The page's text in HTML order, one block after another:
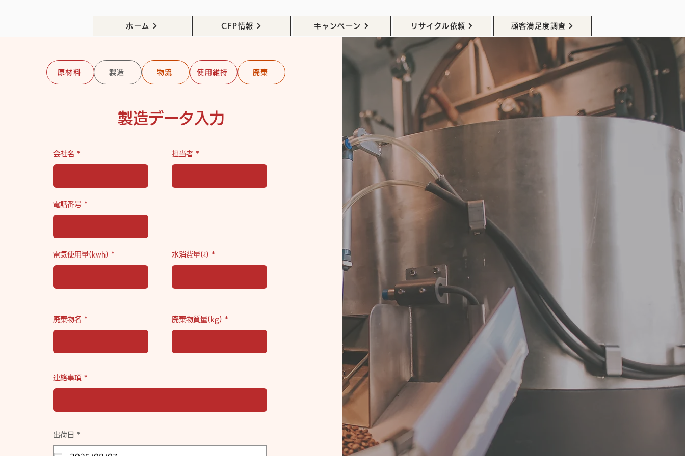
ホーム CFP情報 キャンペーン リサイクル依頼 顧客満足度調査
原材料 製造 物流 使用維持 廃棄
製造データ入力
会社名 担当者
電話番号
電気使用量(kwh) 水消費量(ℓ)
廃棄物名 廃棄物質量(kg)
連絡事項
出荷日 *
q